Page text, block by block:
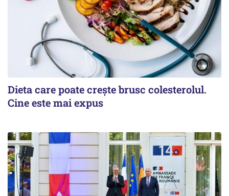
Dieta care poate crește brusc colesterolul.
Cine este mai expus